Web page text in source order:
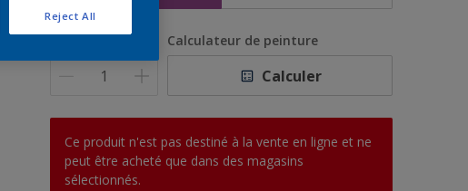
Quantité Calculateur de peinture
Calculer
Ce produit n'est pas destiné à la vente en ligne et ne
peut être acheté que dans des magasins
sélectionnés.
Reject All